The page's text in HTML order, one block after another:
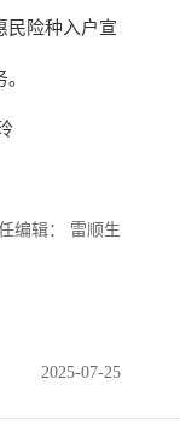
民险种入户宣
编辑： 雷顺生
2025-07-25